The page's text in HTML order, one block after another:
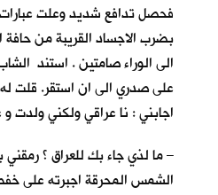
فحصل تدافع شديد وعلت
بضرب الاجساد القريبة من حافة
الى الوراء صامتين . استند
على صدري الى ان استقر. قلت
اجابني : نا عراقي ولكني
– ما لذي جاء بك للعراق ؟
الشمس المحرقة اجبرته على